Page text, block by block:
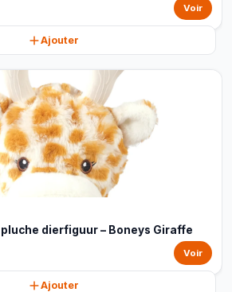
Voir
Ajouter
dierfiguur – Boneys Giraffe
Voir
Ajouter